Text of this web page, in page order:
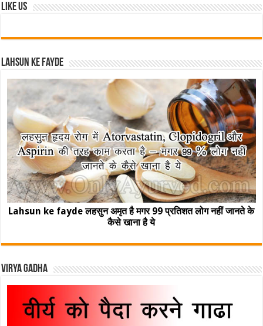
Like Us
Lahsun ke fayde
Lahsun ke fayde लहसुन अमृत है मगर 99 प्रतिशत लोग नहीं जानते के
कैसे खाना है ये
Virya Gadha